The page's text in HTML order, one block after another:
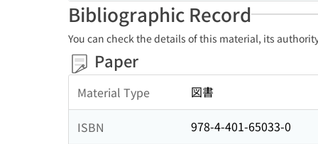
Bibliographic Record
You can check the details of this material, its
Paper
Material Type 図書
ISBN 978-4-401-65033-0